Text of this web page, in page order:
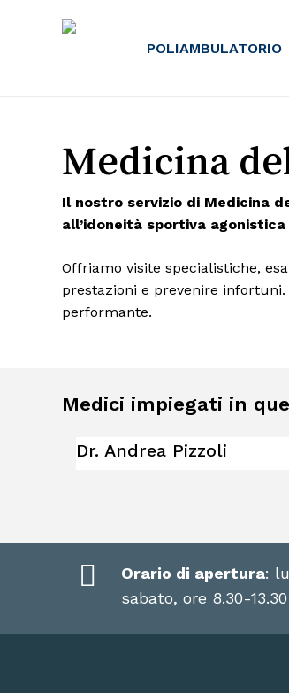
POLIAMBULATORIO
Medicina
Il nostro servizio di Medicina
all’idoneità sportiva
Offriamo visite specialistiche,
prestazioni e prevenire
performante.
Medici impiegati in
Dr. Andrea Pizzoli
Orario di apertura:
sabato, ore 8.30-13.30